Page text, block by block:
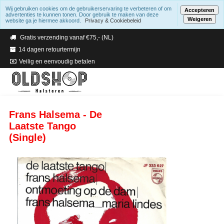
Verzending binnen 2 a 3 werkdagen
Gratis verzending vanaf €75,- (NL)
14 dagen retourtermijn
Veilig en eenvoudig betalen
Frans Halsema - De
Laatste Tango
(Single)
Wij gebruiken cookies om de gebruikerservaring te verbeteren of om
advertenties te kunnen tonen. Door gebruik te maken van deze
website ga je hiermee akkoord.
Privacy & Cookiebeleid
Accepteren
Weigeren